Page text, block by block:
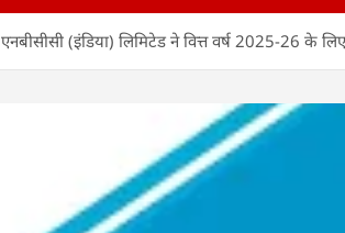
एनबीसीसी (इंडिया) लिमिटेड ने वित्त वर्ष 2025-26 के